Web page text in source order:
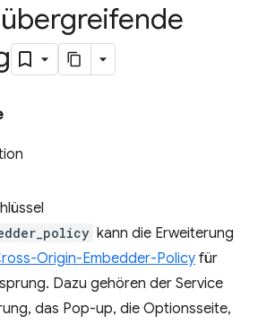
kann die Erweiterung
Origin-Embedder-Policy für
Dazu gehören der Service
das Pop-up, die Optionsseite,